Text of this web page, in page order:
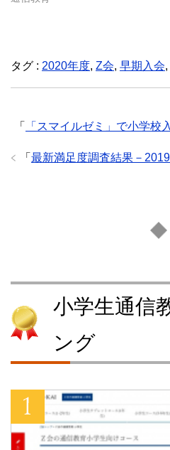
タグ : 2020年度, Z会, 早期入会,
「 「スマイルゼミ」で小学校
「 最新満足度調査結果－
小学生通信
ング